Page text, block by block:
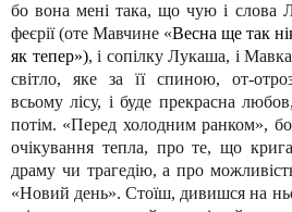
бо вона мені така, що чую і слова
феєрії (оте Мавчине «Весна ще так
як тепер»), і сопілку Лукаша, і
світло, яке за її спиною, от-
всьому лісу, і буде прекрасна
потім. «Перед холодним ранком»,
очікування тепла, про те, що
драму чи трагедію, а про
«Новий день». Стоїш, дивишся на